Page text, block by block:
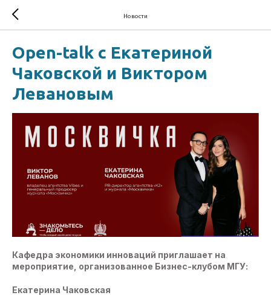
Новости
Open-talk с Екатериной
Чаковской и Виктором
Левановым
Кафедра экономики инноваций приглашает на
мероприятие, организованное Бизнес-клубом МГУ:
Екатерина Чаковская